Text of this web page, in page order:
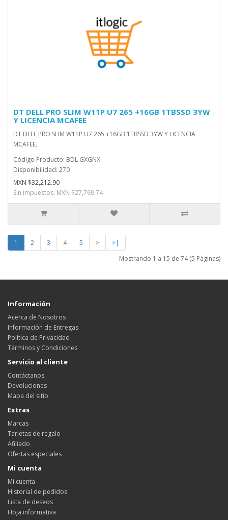
DT DELL PRO SLIM W11P U7 265 +16GB 1TBSSD 3YW
Y LICENCIA MCAFEE
DT DELL PRO SLIM W11P U7 265 +16GB 1TBSSD 3YW Y LICENCIA
MCAFEE..
Código Producto: BDL GXGNX
Disponibilidad: 270
MXN $32,212.90
Sin impuestos: MXN $27,769.74
1 2 3 4 5 >
>|
Mostrando 1 a 15 de 74 (5 Páginas)
Información
Acerca de Nosotros
Información de Entregas
Política de Privacidad
Términos y Condiciones
Servicio al cliente
Contáctanos
Devoluciones
Mapa del sitio
Extras
Marcas
Tarjetas de regalo
Afiliado
Ofertas especiales
Mi cuenta
Mi cuenta
Historial de pedidos
Lista de deseos
Hoja informativa